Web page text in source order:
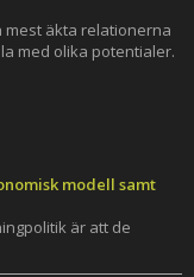
mest äkta relationerna
med olika potentialer.
modell samt
är att de